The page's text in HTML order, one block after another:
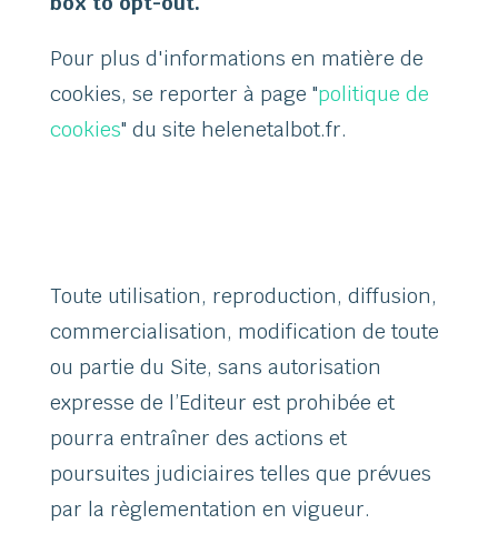
Pour plus d'informations en matière de
cookies, se reporter à page "politique de
cookies" du site helenetalbot.fr.
Toute utilisation, reproduction, diffusion,
commercialisation, modification de toute
ou partie du Site, sans autorisation
expresse de l’Editeur est prohibée et
pourra entraîner des actions et
poursuites judiciaires telles que prévues
par la règlementation en vigueur.